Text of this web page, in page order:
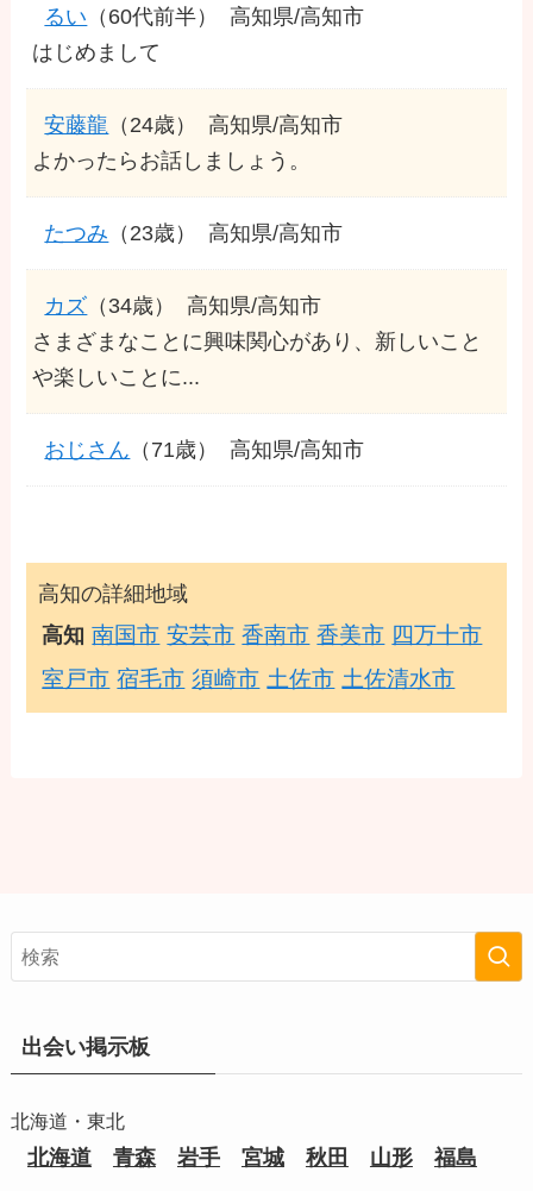
るい （60代前半）
高知県/高知市
はじめまして
安藤龍 （24歳）
高知県/高知市
よかったらお話しましょう。
たつみ （23歳） 高知県/高知市
カズ （34歳）
高知県/高知市
さまざまなことに興味関心があり、新しいこと
や楽しいことに...
おじさん （71歳） 高知県/高知市
高知の詳細地域
高知 南国市 安芸市 香南市 香美市 四万十市
室戸市 宿毛市 須崎市 土佐市 土佐清水市
出会い掲示板
北海道・東北
北海道 青森 岩手 宮城 秋田 山形 福島